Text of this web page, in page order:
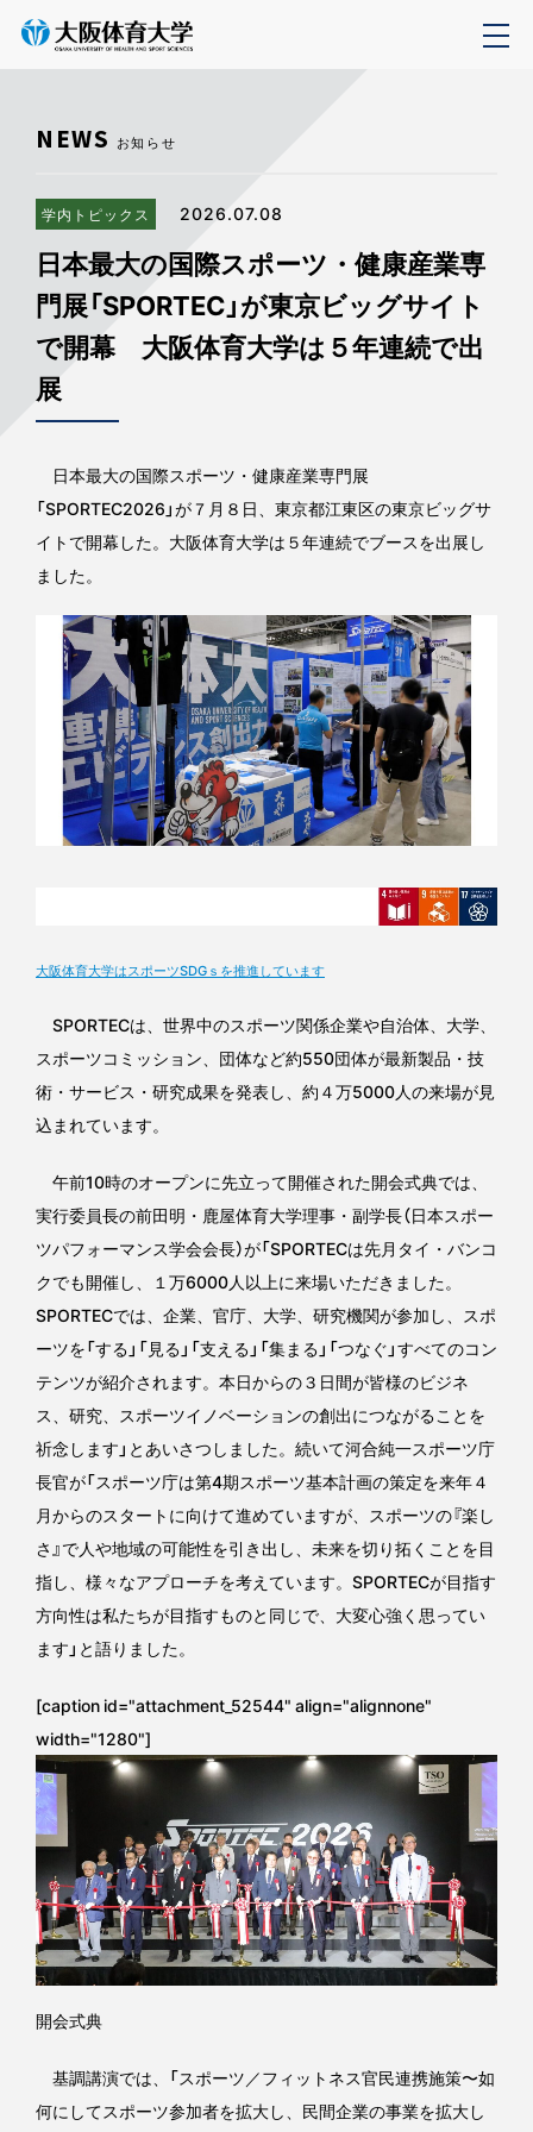
NEWS お知らせ
学内トピックス 2026.07.08
日本最大の国際スポーツ・健康産業専
門展「SPORTEC」が東京ビッグサイト
で開幕 大阪体育大学は５年連続で出
展
日本最大の国際スポーツ・健康産業専門展
「SPORTEC2026」が７月８日、東京都江東区の東京ビッグサ
イトで開幕した。大阪体育大学は５年連続でブースを出展し
ました。
大阪体育大学はスポーツSDGｓを推進しています
SPORTECは、世界中のスポーツ関係企業や自治体、大学、
スポーツコミッション、団体など約550団体が最新製品・技
術・サービス・研究成果を発表し、約４万5000人の来場が見
込まれています。
午前10時のオープンに先立って開催された開会式典では、
実行委員長の前田明・鹿屋体育大学理事・副学長（日本スポー
ツパフォーマンス学会会長）が「SPORTECは先月タイ・バンコ
クでも開催し、１万6000人以上に来場いただきました。
SPORTECでは、企業、官庁、大学、研究機関が参加し、スポ
ーツを「する」「見る」「支える」「集まる」「つなぐ」すべてのコン
テンツが紹介されます。本日からの３日間が皆様のビジネ
ス、研究、スポーツイノベーションの創出につながることを
祈念します」とあいさつしました。続いて河合純一スポーツ庁
長官が「スポーツ庁は第4期スポーツ基本計画の策定を来年４
月からのスタートに向けて進めていますが、スポーツの『楽し
さ』で人や地域の可能性を引き出し、未来を切り拓くことを目
指し、様々なアプローチを考えています。SPORTECが目指す
方向性は私たちが目指すものと同じで、大変心強く思ってい
ます」と語りました。
[caption id="attachment_52544" align="alignnone"
width="1280"]
開会式典
基調講演では、「スポーツ／フィットネス官民連携施策〜如
何にしてスポーツ参加者を拡大し、民間企業の事業を拡大し